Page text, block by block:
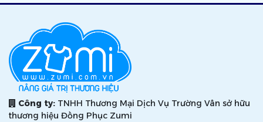
Công ty: TNHH Thương Mại Dịch Vụ Trường Vân sở hữu
thương hiệu Đồng Phục Zumi